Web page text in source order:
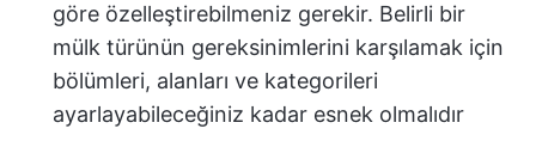
göre özelleştirebilmeniz gerekir. Belirli bir
mülk türünün gereksinimlerini karşılamak için
bölümleri, alanları ve kategorileri
ayarlayabileceğiniz kadar esnek olmalıdır